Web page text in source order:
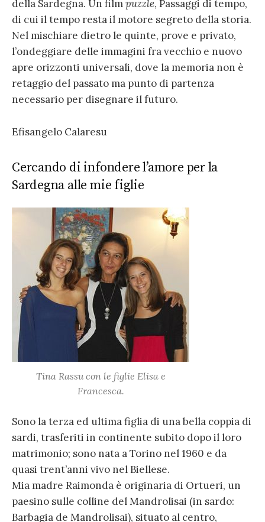
della Sardegna. Un filmpuzzle, Passaggi di tempo,
di cui il tempo resta il motore segreto della storia.
Nel mischiare dietro le quinte, prove e privato,
l’ondeggiare delle immagini fra vecchio e nuovo
apre orizzonti universali, dove la memoria non è
retaggio del passato ma punto di partenza
necessario per disegnare il futuro.
Efisangelo Calaresu
Cercando di infondere l’amore per la
Sardegna alle mie figlie
Tina Rassu con le figlie Elisa e
Francesca.
Sono la terza ed ultima figlia di una bella coppia di
sardi, trasferiti in continente subito dopo il loro
matrimonio; sono nata a Torino nel 1960 e da
quasi trent’anni vivo nel Biellese.
Mia madre Raimonda è originaria di Ortueri, un
paesino sulle colline del Mandrolisai (in sardo:
Barbagia de Mandrolisai), situato al centro,